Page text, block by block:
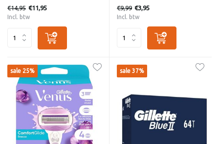
€14,95 €11,95
Incl. btw
€9,99 €3,95
Incl. btw
sale 25% sale 37%